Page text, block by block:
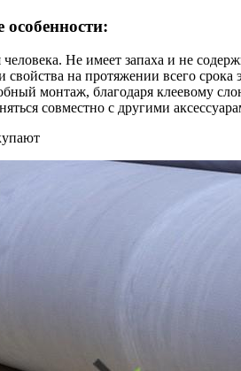
человека. Не имеет запаха и не
свойства на протяжении всего
монтаж, благодаря клеевому
совместно с другими